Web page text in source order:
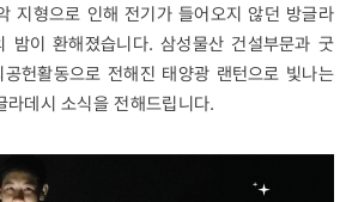
지형으로 인해 전기가 들어오지 않던 방글라
밤이 환해졌습니다. 삼성물산 건설부문과 굿
헌활동으로 전해진 태양광 랜턴으로 빛나는
데시 소식을 전해드립니다.